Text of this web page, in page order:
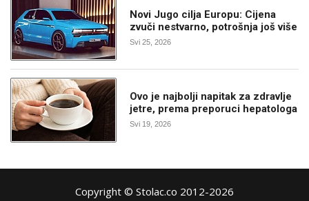
Novi Jugo cilja Europu: Cijena
zvuči nestvarno, potrošnja još više
Svi 25, 2026
Ovo je najbolji napitak za zdravlje
jetre, prema preporuci hepatologa
Svi 19, 2026
Copyright © Stolac.co 2012-2026